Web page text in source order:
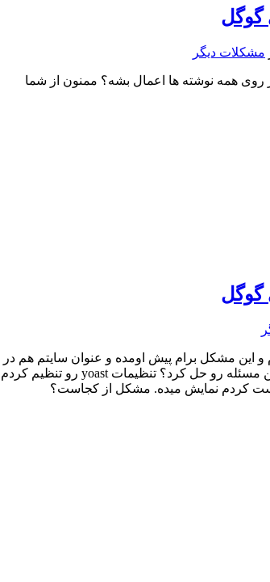
گوگل
مشکلات دیگر
روی همه نوشته ها اعمال بشه؟ ممنون از شما
گوگل
رو تغییر دادم و این مشکل برام پیش اومده و
کردم نمایش میده. مشکل از کجاست؟